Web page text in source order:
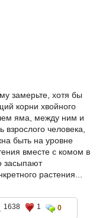
замерьте, хотя бы
корни хвойного
яма, между ним и
человека,
быть на уровне
вместе с комом в
засыпают
растения...
1638 1 0